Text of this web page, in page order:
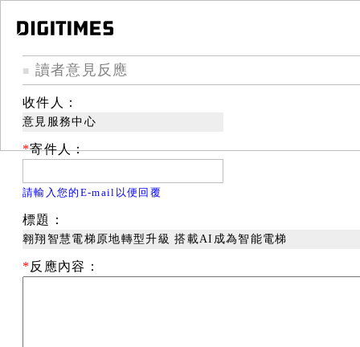
■ 讀者意見反應
收件人：
意見服務中心
*寄件人：
請輸入您的E-mail以便回覆
標題：
翱翔智慧電梯原地轉型升級 搭載AI成為智能電梯
* 反應內容：